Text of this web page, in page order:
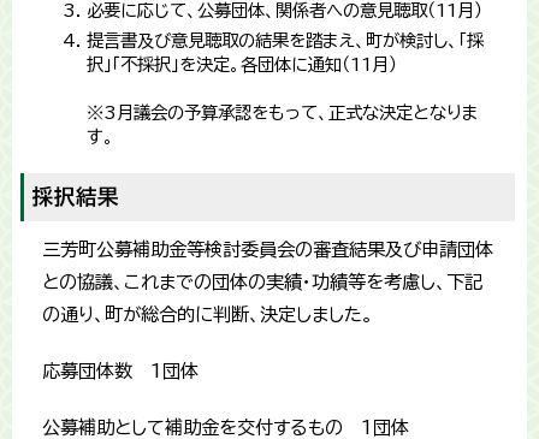
必要に応じて、公募団体、関係者への意見聴取（11月）
提言書及び意見聴取の結果を踏まえ、町が検討し、「採
択」「不採択」を決定。各団体に通知（11月）
※3月議会の予算承認をもって、正式な決定となりま
す。
採択結果
三芳町公募補助金等検討委員会の審査結果及び申請団体
との協議、これまでの団体の実績・功績等を考慮し、下記
の通り、町が総合的に判断、決定しました。​
応募団体数 1団体
公募補助として補助金を交付するもの 1団体